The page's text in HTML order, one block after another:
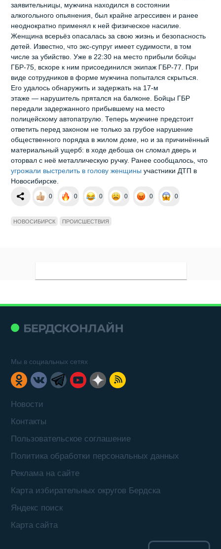
заявительницы, мужчина находился в состоянии
алкогольного опьянения, был крайне агрессивен и ранее
неоднократно применял к ней физическое насилие.
Женщина всерьёз опасалась за свою жизнь и безопасность
детей. Известно, что экс‑супруг имеет судимости, в том
числе за убийство. Уже в 22:30 на место прибыли бойцы
ГБР‑75, вскоре к ним присоединился экипаж ГБР‑77. При
виде сотрудников в форме мужчина попытался скрыться.
Его удалось обнаружить и задержать на 17‑м
этаже — нарушитель прятался на балконе. Бойцы ГБР
передали задержанного прибывшему на место
полицейскому автопатрулю. Теперь мужчине предстоит
ответить перед законом не только за грубое нарушение
общественного порядка в жилом доме, но и за причинённый
материальный ущерб: в ходе дебоша он сломал дверь и
оторвал с неё металлическую ручку. Ранее сообщалось, что
угрожали выстрелить в голову женщины участники ДТП в
Новосибирске.
0 0 0 0 0 0
НОВОСИБИРСК ПРОИСШЕСТВИЯ
Новости
Контакты
Пользовательское соглашение
Политика обработки персональных данных
Реклама на сайте
Карта избирательных округов Бердска
Яндекс поиск
Карта сайта
Мы в социальных сетях